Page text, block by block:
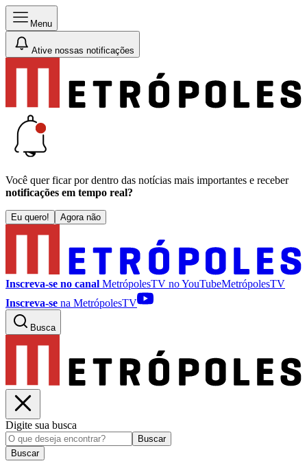
Menu
Ative nossas notificações
Você quer ficar por dentro das notícias mais importantes e receber
notificações em tempo real?
Eu quero! Agora não
Inscreva-se no canal MetrópolesTV noYouTubeMetrópolesTV
Inscreva-se na MetrópolesTV
Busca
Digite sua busca
Buscar
Buscar